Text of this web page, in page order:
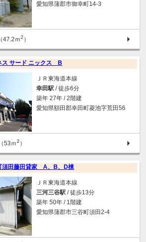
愛知県蒲郡市御幸町14-3
47.2ｍ2 ）
ス サード ニックス B
ＪＲ東海道本線
幸田駅 / 徒歩6分
築年 27年 / 2階建
愛知県額田郡幸田町菱池字荒田56
53ｍ2 ）
須田藤田貸家 A、B、D棟
ＪＲ東海道本線
三河三谷駅 / 徒歩13分
築年 50年 / 1階建
愛知県蒲郡市三谷町須田2-4